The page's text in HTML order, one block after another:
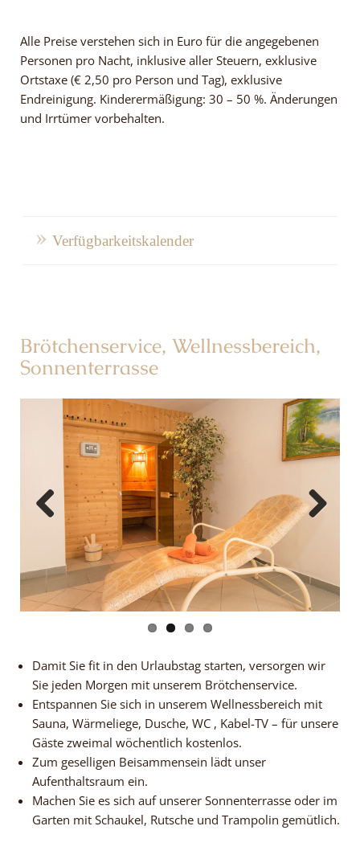
Alle Preise verstehen sich in Euro für die angegebenen
Personen pro Nacht, inklusive aller Steuern, exklusive
Ortstaxe (€ 2,50 pro Person und Tag), exklusive
Endreinigung. Kinderermäßigung: 30 – 50 %. Änderungen
und Irrtümer vorbehalten.
Verfügbarkeitskalender
Brötchenservice, Wellnessbereich,
Sonnenterrasse
Previous
Damit Sie fit in den Urlaubstag starten, versorgen wir
Sie jeden Morgen mit unserem Brötchenservice.
Entspannen Sie sich in unserem Wellnessbereich mit
Sauna, Wärmeliege, Dusche, WC , Kabel-TV – für unsere
Gäste zweimal wöchentlich kostenlos.
Zum geselligen Beisammensein lädt unser
Aufenthaltsraum ein.
Machen Sie es sich auf unserer Sonnenterrasse oder im
Garten mit Schaukel, Rutsche und Trampolin gemütlich.